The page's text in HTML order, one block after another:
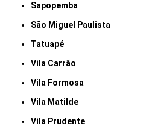
Sapopemba
São Miguel Paulista
Tatuapé
Vila Carrão
Vila Formosa
Vila Matilde
Vila Prudente